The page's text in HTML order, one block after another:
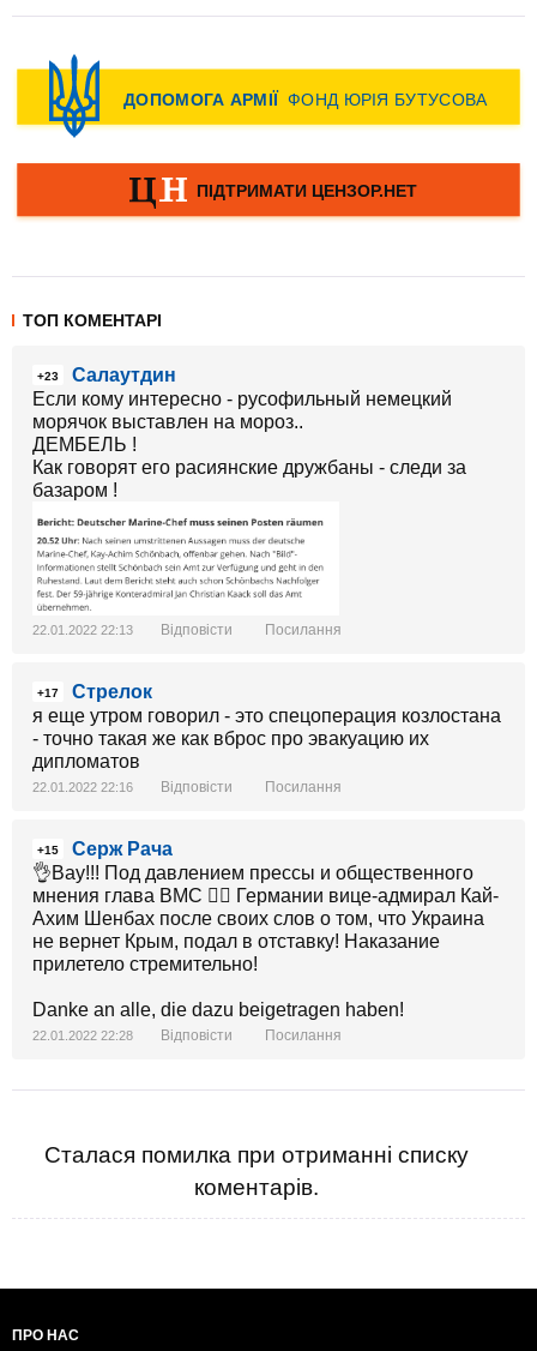
ТОП КОМЕНТАРІ
+23
Салаутдин
Если кому интересно - русофильный немецкий
морячок выставлен на мороз..
ДЕМБЕЛЬ !
Как говорят его расиянские дружбаны - следи за
базаром !
22.01.2022 22:13 Відповісти Посилання
+17
Стрелок
я еще утром говорил - это спецоперация козлостана
- точно такая же как вброс про эвакуацию их
дипломатов
22.01.2022 22:16 Відповісти Посилання
+15
Серж Рача
👌Вау!!! Под давлением прессы и общественного
мнения глава ВМС 👨‍✈️ Германии вице-адмирал Кай-
Ахим Шенбах после своих слов о том, что Украина
не вернет Крым, подал в отставку! Наказание
прилетело стремительно!
Danke an alle, die dazu beigetragen haben!
22.01.2022 22:28 Відповісти Посилання
Сталася помилка при отриманні списку
коментарів.
ПРО НАС